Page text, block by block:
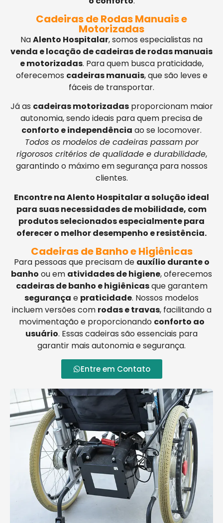
Cadeiras de Rodas Manuais e
Motorizadas
NaAlento Hospitalar, somos especialistas na
venda e locação de cadeiras de rodas manuais
e motorizadas. Para quem busca praticidade,
oferecemos cadeiras manuais, que são leves e
fáceis de transportar.
Já as cadeiras motorizadasproporcionam maior
autonomia, sendo ideais para quem precisa de
conforto e independência ao se locomover.
Todos os modelos de cadeiras passam por
rigorosos critérios de qualidade e durabilidade,
garantindo o máximo em segurança para nossos
clientes.
Encontre na Alento Hospitalar a solução ideal
para suas necessidades de mobilidade, com
produtos selecionados especialmente para
oferecer o melhor desempenho e resistência.
Cadeiras de Banho e Higiênicas
Para pessoas que precisam de auxílio durante o
banho ou em atividades de higiene, oferecemos
cadeiras de banho e higiênicasque garantem
segurança e praticidade. Nossos modelos
incluem versões com rodas e travas, facilitando a
movimentação e proporcionando conforto ao
usuário. Essas cadeiras são essenciais para
garantir mais autonomia e segurança.
Entre em Contato